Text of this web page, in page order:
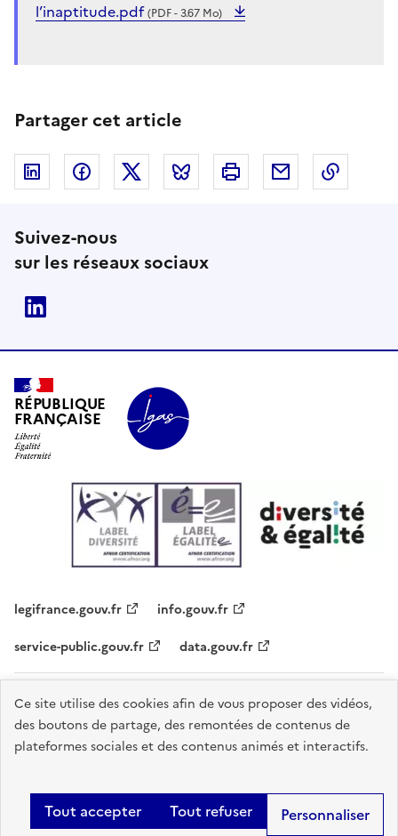
Ce site utilise des cookies afin de vous proposer des vidéos,
des boutons de partage, des remontées de contenus de
plateformes sociales et des contenus animés et interactifs.
Tout accepter Tout refuser Personnaliser
l’inaptitude.pdf(PDF - 3.67 Mo)
Partager cet article
Linkedin FacebookTwitter Bluesky Imprimer Courriel
Suivez-nous
sur les réseaux sociaux
RÉPUBLIQUE
FRANÇAISE
legifrance.gouv.fr
info.gouv.fr
service-public.gouv.fr
data.gouv.fr
Plan du site Contacts
Accessibilité - partiellement conforme
Mentions légales
Données personnelles Gestion des cookies